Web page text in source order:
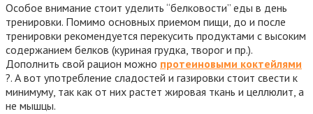
Особое внимание стоит уделить “белковости” еды в день
тренировки. Помимо основных приемом пищи, до и после
тренировки рекомендуется перекусить продуктами с высоким
содержанием белков (куриная грудка, творог и пр.).
Дополнить свой рацион можно протеиновыми коктейлями
?. А вот употребление сладостей и газировки стоит свести к
минимуму, так как от них растет жировая ткань и целлюлит, а
не мышцы.